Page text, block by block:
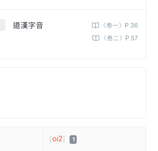
道漢字音
〈卷一〉P.36
〈卷二〉P.57
[oi2] 1